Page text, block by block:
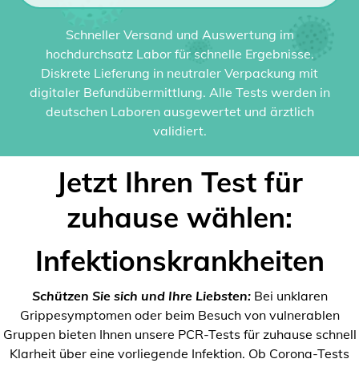
Schneller Versand und Auswertung im
hochdurchsatz Labor für schnelle Ergebnisse.
Diskrete Lieferung in neutraler Verpackung mit
digitaler Befundübermittlung. Alle Tests werden in
deutschen Laboren ausgewertet und ärztlich
validiert.
Jetzt Ihren Test für
zuhause wählen:
Infektionskrankheiten
Schützen Sie sich und Ihre Liebsten:Bei unklaren
Grippesymptomen oder beim Besuch von vulnerablen
Gruppen bieten Ihnen unsere PCR-Tests für zuhause schnell
Klarheit über eine vorliegende Infektion. Ob Corona-Tests